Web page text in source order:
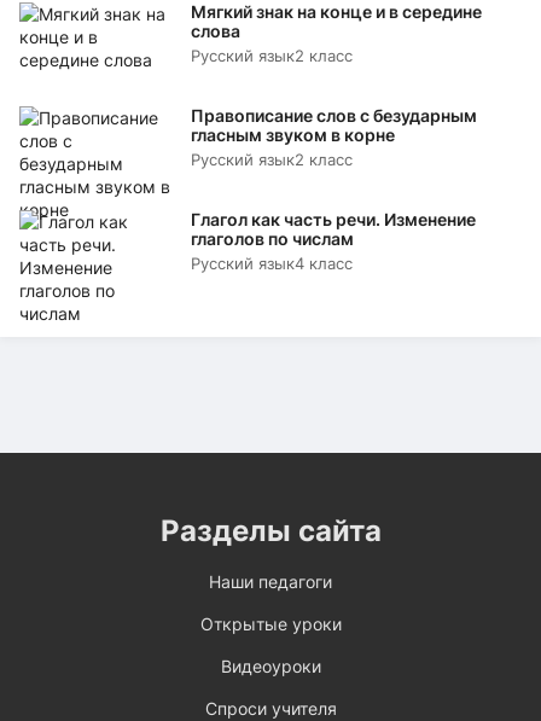
Мягкий знак на конце и в середине
слова
Русский язык2 класс
Правописание слов с безударным
гласным звуком в корне
Русский язык2 класс
Глагол как часть речи. Изменение
глаголов по числам
Русский язык4 класс
Разделы сайта
Наши педагоги
Открытые уроки
Видеоуроки
Спроси учителя